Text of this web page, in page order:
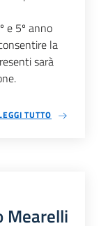
e 5º anno
la
sarà
TUTTO
Mearelli